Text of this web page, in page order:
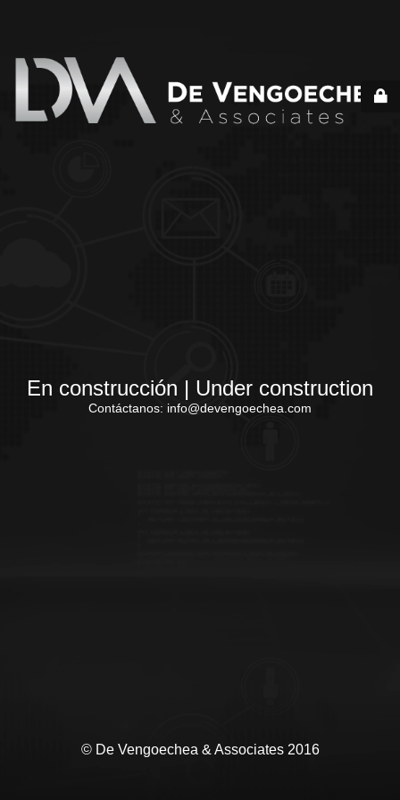
En construcción | Under construction
Contáctanos: info@devengoechea.com
© De Vengoechea & Associates 2016